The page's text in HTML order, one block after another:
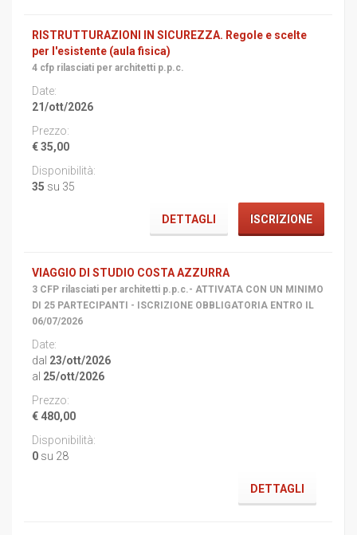
RISTRUTTURAZIONI IN SICUREZZA. Regole e scelte
per l'esistente (aula fisica)
4 cfp rilasciati per architetti p.p.c.
21/ott/2026
€ 35,00
35 su 35
DETTAGLI ISCRIZIONE
VIAGGIO DI STUDIO COSTA AZZURRA
3 CFP rilasciati per architetti p.p.c.- ATTIVATA CON UN MINIMO
DI 25 PARTECIPANTI - ISCRIZIONE OBBLIGATORIA ENTRO IL
06/07/2026
dal 23/ott/2026
al 25/ott/2026
€ 480,00
0 su 28
DETTAGLI